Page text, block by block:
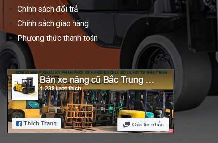
Chính sách đổi trả
Chính sách giao hàng
Phương thức thanh toán